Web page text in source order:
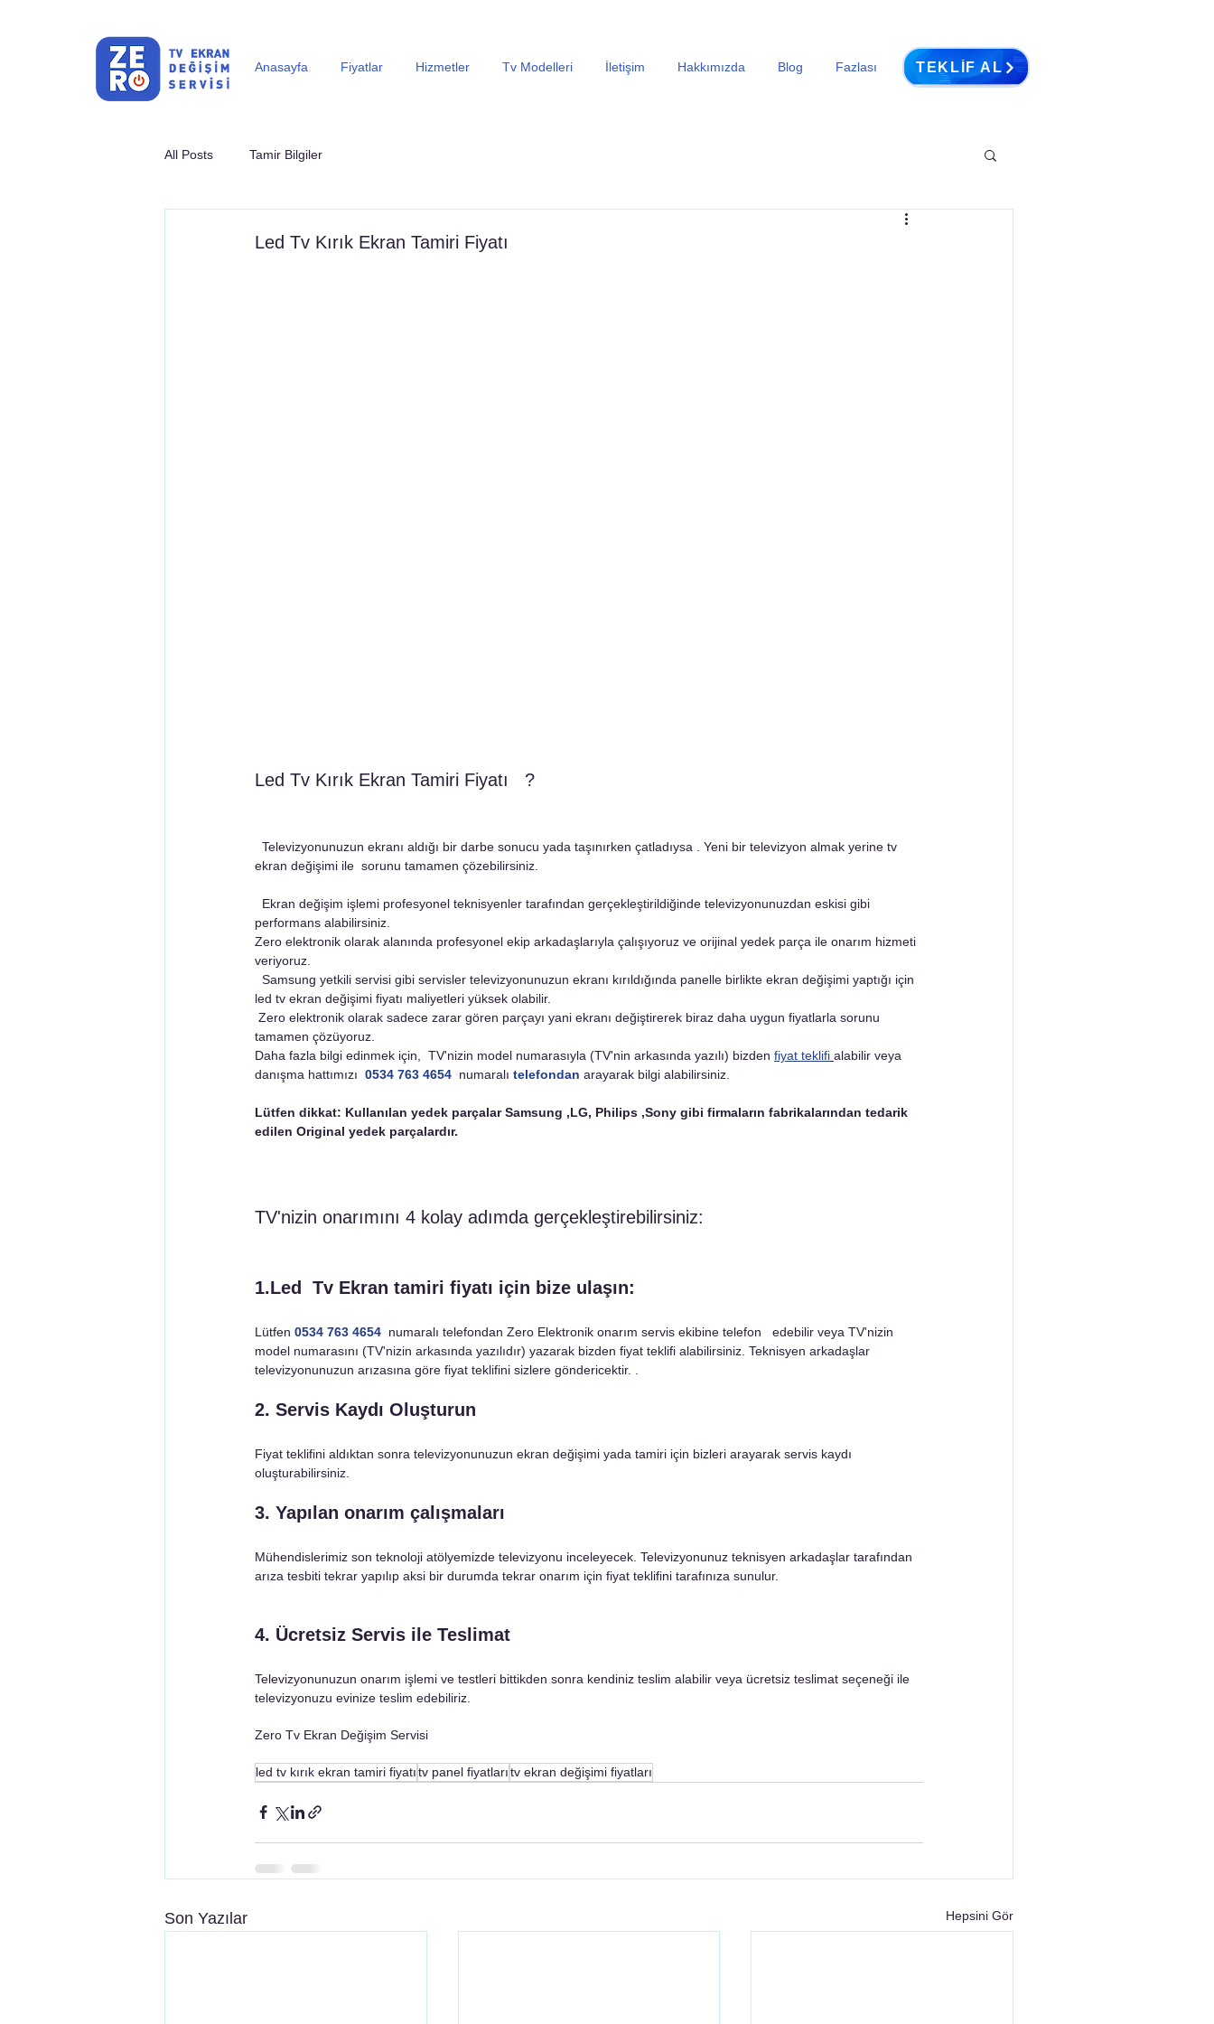
TEKLIF AL
Anasayfa Fiyatlar Hizmetler Tv Modelleri İletişim Hakkımızda Blog Fazlası
All Posts Tamir Bilgiler
Led Tv Kırık Ekran Tamiri Fiyatı
Led Tv Kırık Ekran Tamiri Fiyatı   ?
ekran değişimi ile  sorunu tamamen çözebilirsiniz.
performans alabilirsiniz.
Zero elektronik olarak alanında profesyonel ekip arkadaşlarıyla çalışıyoruz ve orijinal yedek parça ile onarım hizmeti
veriyoruz.
led tv ekran değişimi fiyatı maliyetleri yüksek olabilir.
tamamen çözüyoruz.
Daha fazla bilgi edinmek için,  TV'nizin model numarasıyla (TV'nin arkasında yazılı) bizden fiyat teklifi alabilir veya
danışma hattımızı 0534 763 4654 numaralı telefondan arayarak bilgi alabilirsiniz.
Lütfen dikkat: Kullanılan yedek parçalar Samsung ,LG, Philips ,Sony gibi firmaların fabrikalarından tedarik
edilen Original yedek parçalardır.
TV'nizin onarımını 4 kolay adımda gerçekleştirebilirsiniz:
1.Led  Tv Ekran tamiri fiyatı için bize ulaşın:
Lütfen 0534 763 4654 numaralı telefondan Zero Elektronik onarım servis ekibine telefon   edebilir veya TV'nizin
model numarasını (TV'nizin arkasında yazılıdır) yazarak bizden fiyat teklifi alabilirsiniz. Teknisyen arkadaşlar
televizyonunuzun arızasına göre fiyat teklifini sizlere göndericektir. .
2. Servis Kaydı Oluşturun
Fiyat teklifini aldıktan sonra televizyonunuzun ekran değişimi yada tamiri için bizleri arayarak servis kaydı
oluşturabilirsiniz.
3. Yapılan onarım çalışmaları
Mühendislerimiz son teknoloji atölyemizde televizyonu inceleyecek. Televizyonunuz teknisyen arkadaşlar tarafından
arıza tesbiti tekrar yapılıp aksi bir durumda tekrar onarım için fiyat teklifini tarafınıza sunulur.
4. Ücretsiz Servis ile Teslimat
Televizyonunuzun onarım işlemi ve testleri bittikden sonra kendiniz teslim alabilir veya ücretsiz teslimat seçeneği ile
televizyonuzu evinize teslim edebiliriz.
Zero Tv Ekran Değişim Servisi
led tv kırık ekran tamiri fiyatıtv panel fiyatlarıtv ekran değişimi fiyatları
Son Yazılar Hepsini Gör